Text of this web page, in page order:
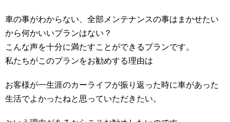
車の事がわからない、全部メンテナンスの事はまかせたい
から何かいいプランはない？
こんな声を十分に満たすことができるプランです。
私たちがこのプランをお勧めする理由は
お客様が一生涯のカーライフが振り返った時に車があった
生活でよかったねと思っていただきたい。